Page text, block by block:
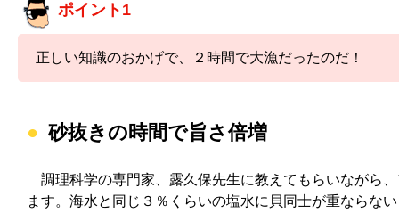
ポイント1
正しい知識のおかげで、２時間で大漁だったのだ！
砂抜きの時間で旨さ倍増
調理科学の専門家、露久保先生に教えてもらいながら
ます。海水と同じ３％くらいの塩水に貝同士が重ならな